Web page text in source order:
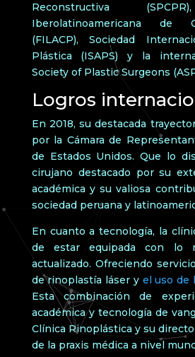
Reconstructiva
Iberolatinoamericana de
(FILACP), Sociedad
Plástica (ISAPS) y la
Society of Plastic Surgeons
Logros
En 2018, su destacada
por la Cámara de
de Estados Unidos. Que lo
cirujano destacado por su
académica y su valiosa
sociedad peruana y
En cuanto a tecnología, la
de estar equipada con lo
actualizado. Ofreciendo
de rinoplastía láser y el uso de
Esta combinación de
académica y tecnología de
Clínica Rinoplástica y su
de la praxis médica a nivel